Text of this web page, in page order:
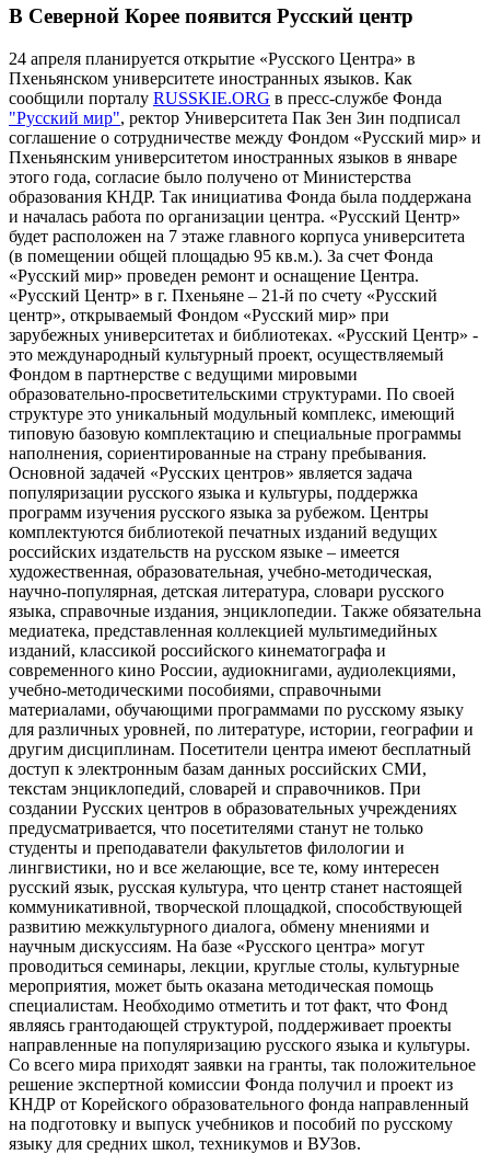
В Северной Корее появится Русский центр
24 апреля планируется открытие «Русского Центра» в
Пхеньянском университете иностранных языков. Как
сообщили порталу RUSSKIE.ORG в пресс-службе Фонда
"Русский мир", ректор Университета Пак Зен Зин подписал
соглашение о сотрудничестве между Фондом «Русский мир» и
Пхеньянским университетом иностранных языков в январе
этого года, согласие было получено от Министерства
образования КНДР. Так инициатива Фонда была поддержана
и началась работа по организации центра. «Русский Центр»
будет расположен на 7 этаже главного корпуса университета
(в помещении общей площадью 95 кв.м.). За счет Фонда
«Русский мир» проведен ремонт и оснащение Центра.
«Русский Центр» в г. Пхеньяне – 21-й по счету «Русский
центр», открываемый Фондом «Русский мир» при
зарубежных университетах и библиотеках. «Русский Центр» -
это международный культурный проект, осуществляемый
Фондом в партнерстве с ведущими мировыми
образовательно-просветительскими структурами. По своей
структуре это уникальный модульный комплекс, имеющий
типовую базовую комплектацию и специальные программы
наполнения, сориентированные на страну пребывания.
Основной задачей «Русских центров» является задача
популяризации русского языка и культуры, поддержка
программ изучения русского языка за рубежом. Центры
комплектуются библиотекой печатных изданий ведущих
российских издательств на русском языке – имеется
художественная, образовательная, учебно-методическая,
научно-популярная, детская литература, словари русского
языка, справочные издания, энциклопедии. Также обязательна
медиатека, представленная коллекцией мультимедийных
изданий, классикой российского кинематографа и
современного кино России, аудиокнигами, аудиолекциями,
учебно-методическими пособиями, справочными
материалами, обучающими программами по русскому языку
для различных уровней, по литературе, истории, географии и
другим дисциплинам. Посетители центра имеют бесплатный
доступ к электронным базам данных российских СМИ,
текстам энциклопедий, словарей и справочников. При
создании Русских центров в образовательных учреждениях
предусматривается, что посетителями станут не только
студенты и преподаватели факультетов филологии и
лингвистики, но и все желающие, все те, кому интересен
русский язык, русская культура, что центр станет настоящей
коммуникативной, творческой площадкой, способствующей
развитию межкультурного диалога, обмену мнениями и
научным дискуссиям. На базе «Русского центра» могут
проводиться семинары, лекции, круглые столы, культурные
мероприятия, может быть оказана методическая помощь
специалистам. Необходимо отметить и тот факт, что Фонд
являясь грантодающей структурой, поддерживает проекты
направленные на популяризацию русского языка и культуры.
Со всего мира приходят заявки на гранты, так положительное
решение экспертной комиссии Фонда получил и проект из
КНДР от Корейского образовательного фонда направленный
на подготовку и выпуск учебников и пособий по русскому
языку для средних школ, техникумов и ВУЗов.